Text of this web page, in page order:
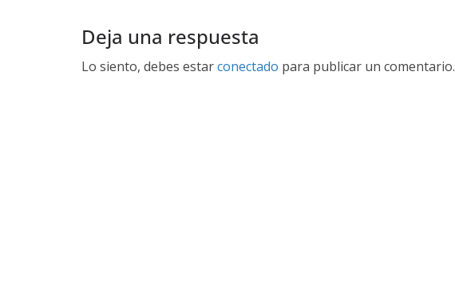
Deja una respuesta
Lo siento, debes estarconectado para publicar un comentario.